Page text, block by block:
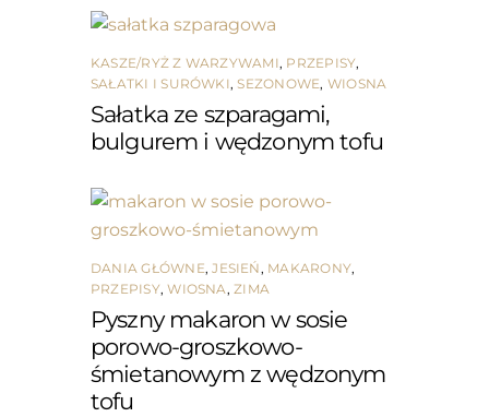
KASZE/RYŻ Z WARZYWAMI, PRZEPISY,
SAŁATKI I SURÓWKI,SEZONOWE, WIOSNA
Sałatka ze szparagami,
bulgurem i wędzonym tofu
DANIA GŁÓWNE,JESIEŃ, MAKARONY,
PRZEPISY,WIOSNA,ZIMA
Pyszny makaron w sosie
porowo-groszkowo-
śmietanowym z wędzonym
tofu